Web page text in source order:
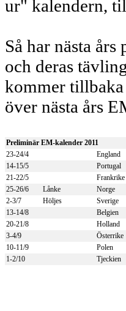
ur" kalendern,
Så har nästa
och deras
kommer
över nästa års
Preliminär EM-kalender 2011
23-24/4
England
14-15/5
Portugal
21-22/5
Frankrike
25-26/6
Lånke
Norge
2-3/7
Höljes
Sverige
13-14/8
Belgien
20-21/8
Holland
3-4/9
Österrike
10-11/9
Polen
1-2/10
Tjeckien